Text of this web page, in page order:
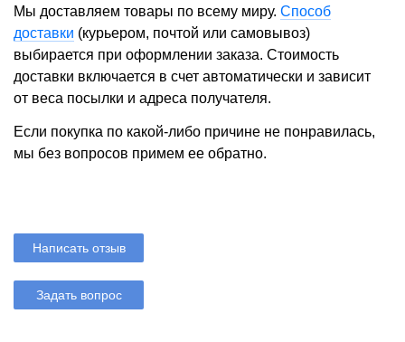
Мы доставляем товары по всему миру. Способ
доставки (курьером, почтой или самовывоз)
выбирается при оформлении заказа. Стоимость
доставки включается в счет автоматически и зависит
от веса посылки и адреса получателя.
Если покупка по какой-либо причине не понравилась,
мы без вопросов примем ее обратно.
Написать отзыв
Задать вопрос